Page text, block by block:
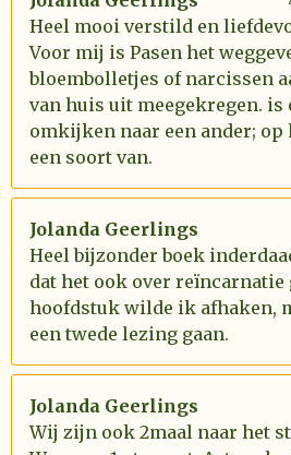
Heel mooi verstild en
Voor mij is Pasen het
bloembolletjes of narcissen
van huis uit meegekregen.
omkijken naar een ander; op
een soort van.
Jolanda Geerlings
Heel bijzonder boek
dat het ook over reïncarnatie
hoofdstuk wilde ik afhaken,
een twede lezing gaan.
Jolanda Geerlings
Wij zijn ook 2maal naar het